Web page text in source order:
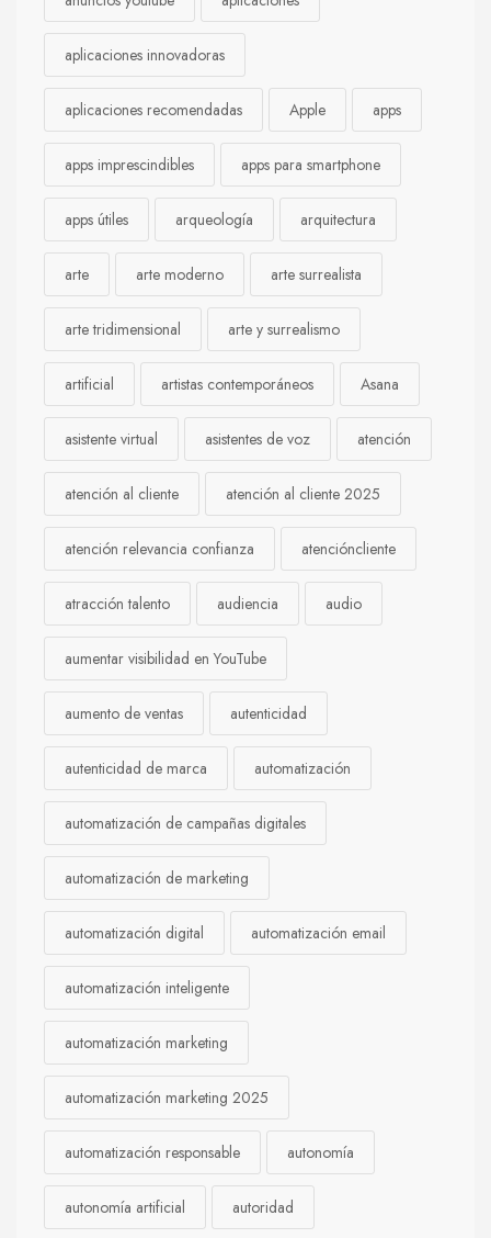
aplicaciones innovadoras
aplicaciones recomendadas Apple apps
apps imprescindibles apps para smartphone
apps útiles arqueología arquitectura
arte arte moderno arte surrealista
arte tridimensional arte y surrealismo
artificial artistas contemporáneos Asana
asistente virtual asistentes de voz atención
atención al cliente atención al cliente 2025
atención relevancia confianza atencióncliente
atracción talento audiencia audio
aumentar visibilidad en YouTube
aumento de ventas autenticidad
autenticidad de marca automatización
automatización de campañas digitales
automatización de marketing
automatización digital automatización email
automatización inteligente
automatización marketing
automatización marketing 2025
automatización responsable autonomía
autonomía artificial autoridad